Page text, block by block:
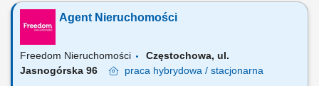
Agent Nieruchomości
Freedom Nieruchomości
Częstochowa, ul.
Jasnogórska 96
praca hybrydowa / stacjonarna